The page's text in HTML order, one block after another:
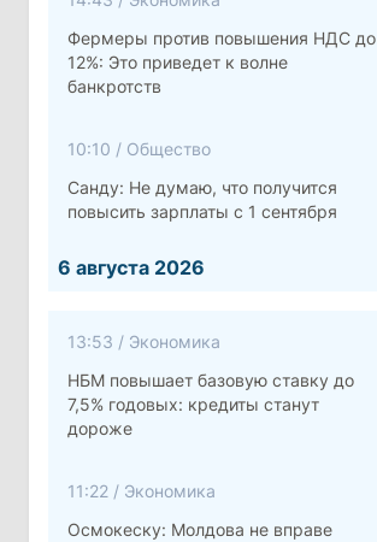
Фермеры против повышения НДС до
12%: Это приведет к волне
банкротств
10:10 / Общество
Санду: Не думаю, что получится
повысить зарплаты с 1 сентября
6 августа 2026
13:53 / Экономика
НБМ повышает базовую ставку до
7,5% годовых: кредиты станут
дороже
11:22 / Экономика
Осмокеску: Молдова не вправе